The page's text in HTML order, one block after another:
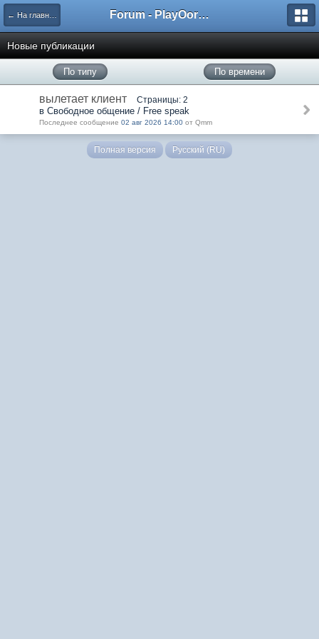
← На главную Forum - PlayOorbis.net
Новые публикации
По типу По времени
вылетает клиент Страницы: 2
в Свободное общение / Free speak
Последнее сообщение 02 авг 2026 14:00 от Qmm
Полная версия Русский (RU)